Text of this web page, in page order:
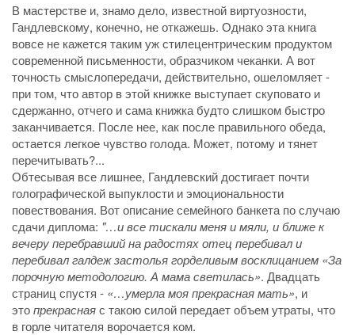
В мастерстве и, знамо дело, известной виртуозности,
Гандлевскому, конечно, не откажешь. Однако эта книга
вовсе не кажется таким уж стилецентрическим продуктом
современной письменности, образчиком чеканки. А вот
точность смыслопередачи, действительно, ошеломляет -
при том, что автор в этой книжке выступает скуповато и
сдержанно, отчего и сама книжка будто слишком быстро
заканчивается. После нее, как после правильного обеда,
остается легкое чувство голода. Может, потому и тянет
перечитывать?...
Обтесывая все лишнее, Гандлевский достигает почти
голографической выпуклости и эмоциональности
повествования. Вот описание семейного банкета по случаю
сдачи диплома: "…и все тискали меня и мяли, и ближе к
вечеру перебравший на радостях отец перебивал и
перебивал галдеж застолья горделивым восклицанием «За
порочную методологию. А мама светилась». Двадцать
страниц спустя - «…умерла моя прекрасная мать», и
этопрекраснаяс такою силой передает объем утраты, что
в горле читателя ворочается ком.